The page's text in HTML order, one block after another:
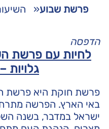
פרשת שבוע«
הדפסה
לחיות עם פרשת
פרשת חוקת היא פרשת
באי הארץ. הפרשה
ישראל במדבר, בשנה